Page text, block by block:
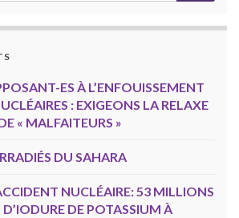
ES À L’ENFOUISSEMENT
: EXIGEONS LA RELAXE
« MALFAITEURS »
DU SAHARA
NUCLÉAIRE: 53 MILLIONS
DE POTASSIUM À